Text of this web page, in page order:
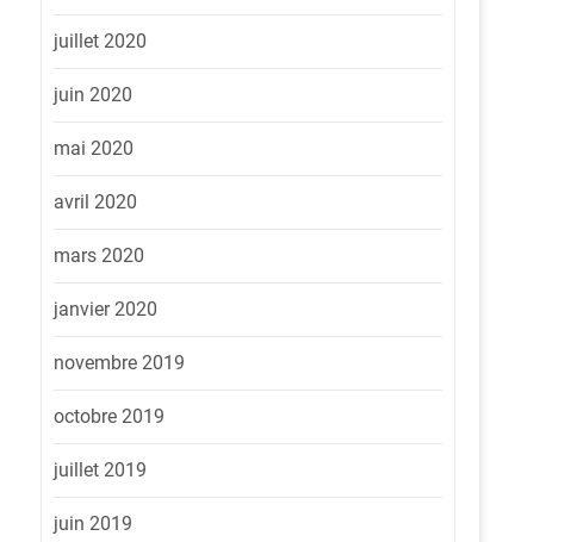
juillet 2020
juin 2020
mai 2020
avril 2020
mars 2020
janvier 2020
novembre 2019
octobre 2019
juillet 2019
juin 2019